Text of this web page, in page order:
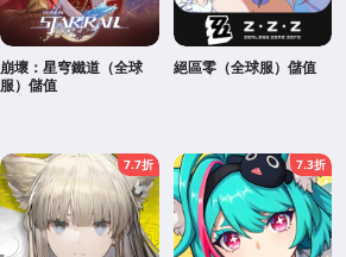
崩壞：星穹鐵道（全球
服）儲值
絕區零（全球服）儲值
7.7折 7.3折